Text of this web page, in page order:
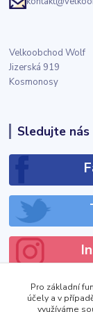
Velkoobchod Wolf
Jizerská 919
Kosmonosy
Sledujte nás
Pro základní
účely a v
využíváme